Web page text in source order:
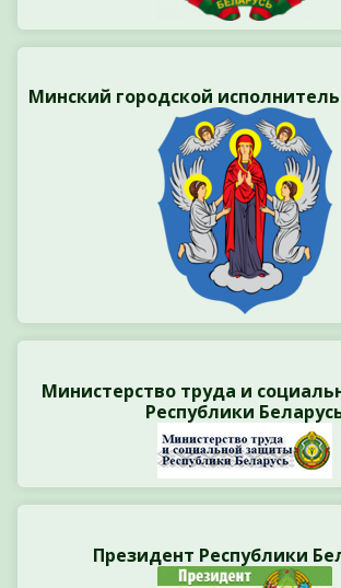
Минский городской
Министерство труда и
Республики
Президент Республики